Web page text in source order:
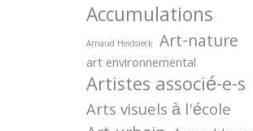
Accumulations
Arnaud Heidsieck Art-nature
art environnemental
Artistes associé-e-s
Arts visuels à l'école